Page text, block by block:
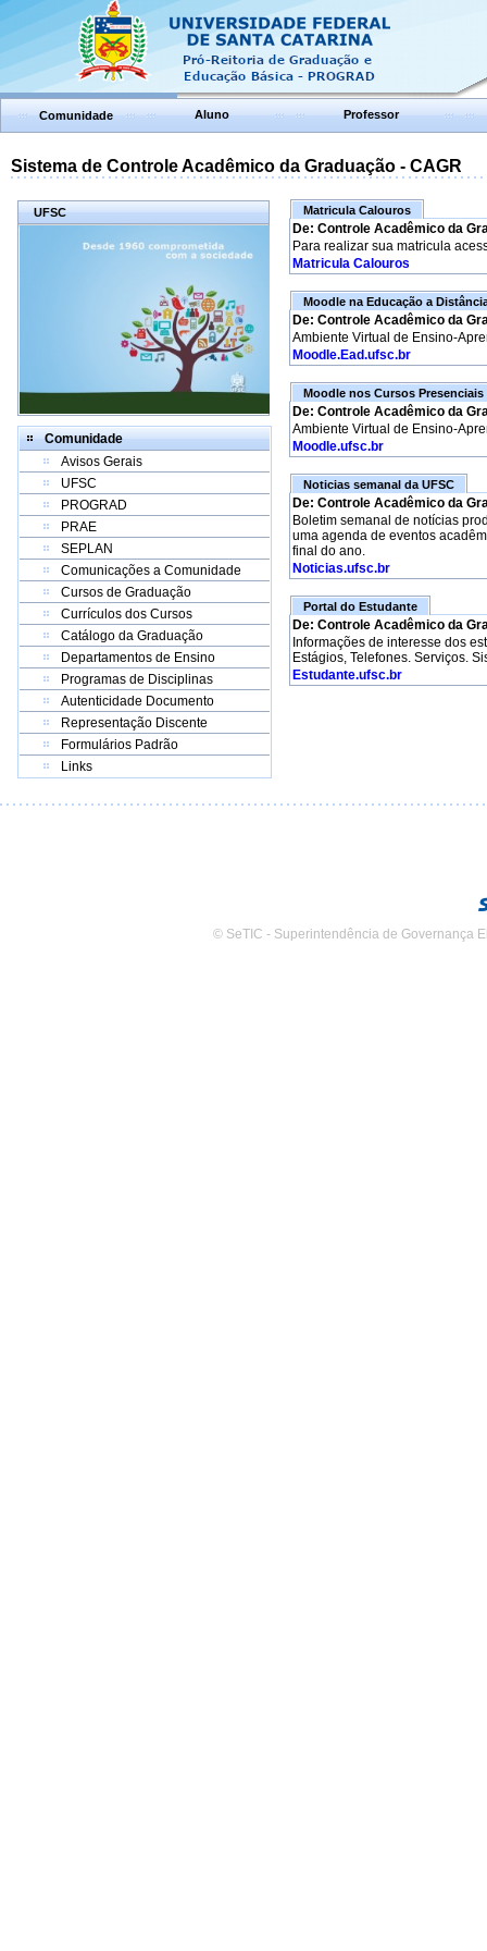
Comunidade Aluno Professor
Sistema de Controle Acadêmico da Graduação - CAGR
UFSC
Comunidade
Avisos Gerais
UFSC
PROGRAD
PRAE
SEPLAN
Comunicações a Comunidade
Cursos de Graduação
Currículos dos Cursos
Catálogo da Graduação
Departamentos de Ensino
Programas de Disciplinas
Autenticidade Documento
Representação Discente
Formulários Padrão
Links
Matricula Calouros
De: Controle Acadêmico da
Para realizar sua matricula
Matricula Calouros
Moodle na Educação a
De: Controle Acadêmico da
Ambiente Virtual de Ensino-
Moodle.Ead.ufsc.br
Moodle nos Cursos Presenciais
De: Controle Acadêmico da
Ambiente Virtual de Ensino-
Moodle.ufsc.br
Noticias semanal da UFSC
De: Controle Acadêmico da
Boletim semanal de notícias
uma agenda de eventos
final do ano.
Noticias.ufsc.br
Portal do Estudante
De: Controle Acadêmico da
Informações de interesse dos
Estágios, Telefones. Serviços.
Estudante.ufsc.br
© SeTIC - Superintendência de Governança